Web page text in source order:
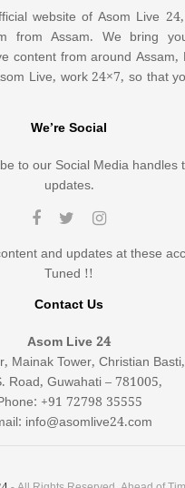
website of Asom Live
from Assam. We bring
content from around Assam,
Live, work 24×7, so that
We’re Social
to our Social Media handles
updates.
and updates at these
Tuned !!
Contact Us
Asom Live 24
Mainak Tower, Christian Basti,
Road, Guwahati – 781005,
+91 72798 35555
info@asomlive24.com